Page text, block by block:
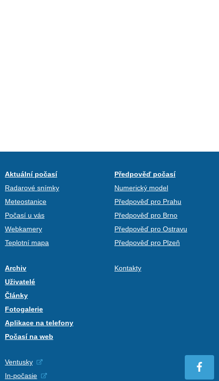
Aktuální počasí
Radarové snímky
Meteostanice
Počasí u vás
Webkamery
Teplotní mapa
Předpověď počasí
Numerický model
Předpověď pro Prahu
Předpověď pro Brno
Předpověď pro Ostravu
Předpověď pro Plzeň
Archiv
Uživatelé
Články
Fotogalerie
Aplikace na telefony
Počasí na web
Kontakty
Ventusky
In-počasie